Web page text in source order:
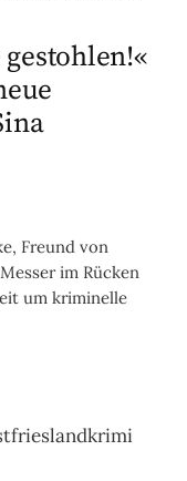
Freund von
im Rücken
um kriminelle